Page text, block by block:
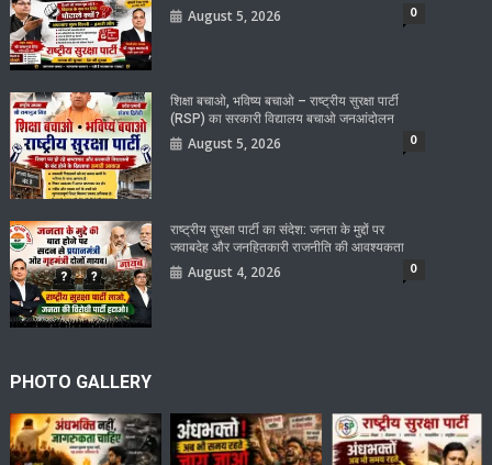
August 5, 2026 0
शिक्षा बचाओ, भविष्य बचाओ – राष्ट्रीय सुरक्षा पार्टी
(RSP) का सरकारी विद्यालय बचाओ जनआंदोलन
August 5, 2026 0
राष्ट्रीय सुरक्षा पार्टी का संदेश: जनता के मुद्दों पर
जवाबदेह और जनहितकारी राजनीति की आवश्यकता
August 4, 2026 0
PHOTO GALLERY